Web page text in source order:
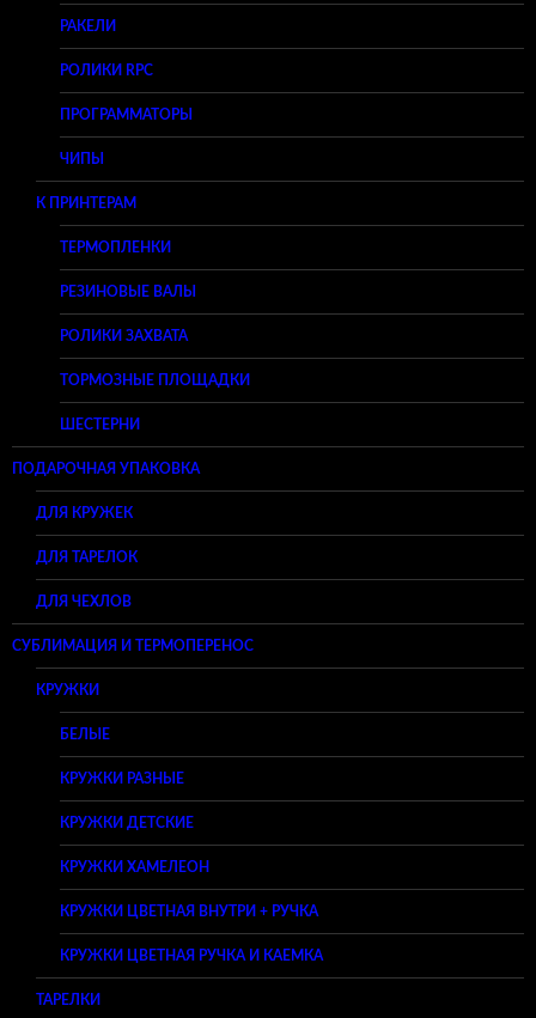
РАКЕЛИ
РОЛИКИ RPC
ПРОГРАММАТОРЫ
ЧИПЫ
К ПРИНТЕРАМ
ТЕРМОПЛЕНКИ
РЕЗИНОВЫЕ ВАЛЫ
РОЛИКИ ЗАХВАТА
ТОРМОЗНЫЕ ПЛОЩАДКИ
ШЕСТЕРНИ
ПОДАРОЧНАЯ УПАКОВКА
ДЛЯ КРУЖЕК
ДЛЯ ТАРЕЛОК
ДЛЯ ЧЕХЛОВ
СУБЛИМАЦИЯ И ТЕРМОПЕРЕНОС
КРУЖКИ
БЕЛЫЕ
КРУЖКИ РАЗНЫЕ
КРУЖКИ ДЕТСКИЕ
КРУЖКИ ХАМЕЛЕОН
КРУЖКИ ЦВЕТНАЯ ВНУТРИ + РУЧКА
КРУЖКИ ЦВЕТНАЯ РУЧКА И КАЕМКА
ТАРЕЛКИ